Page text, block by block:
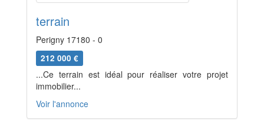
terrain
Perigny 17180 - 0
212 000 €
...Ce terrain est idéal pour réaliser votre projet
immobilier...
Voir l'annonce